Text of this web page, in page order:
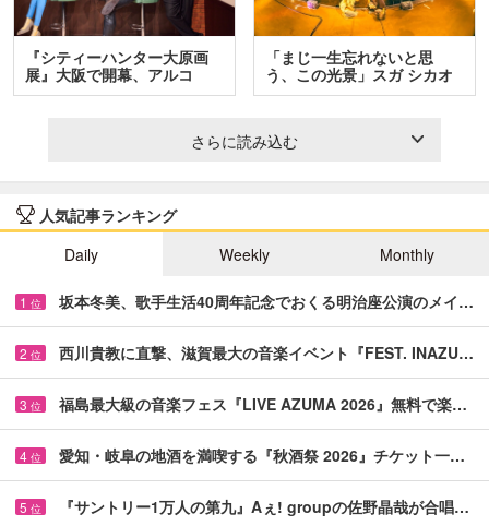
『シティーハンター大原画
展』大阪で開幕、アルコ
＆…
「まじ一生忘れないと思
う、この光景」スガ シカオ
と…
さらに読み込む
人気記事ランキング
Daily
Weekly Monthly
1 位 坂本冬美、歌手生活40周年記念でおくる明治座公演のメイ…
2 位 西川貴教に直撃、滋賀最大の音楽イベント『FEST. INAZU…
3 位 福島最大級の音楽フェス『LIVE AZUMA 2026』無料で楽…
4 位 愛知・岐阜の地酒を満喫する『秋酒祭 2026』チケット一…
5 位 『サントリー1万人の第九』Aぇ! groupの佐野晶哉が合唱…